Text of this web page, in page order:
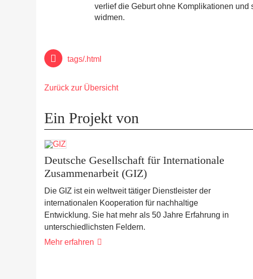
verlief die Geburt ohne Komplikationen
widmen.
tags/.html
Zurück zur Übersicht
Ein Projekt von
Deutsche Gesellschaft für Internationale
Zusammenarbeit (GIZ)
Die GIZ ist ein weltweit tätiger Dienstleister der
internationalen Kooperation für nachhaltige
Entwicklung. Sie hat mehr als 50 Jahre Erfahrung in
unterschiedlichsten Feldern.
Mehr erfahren